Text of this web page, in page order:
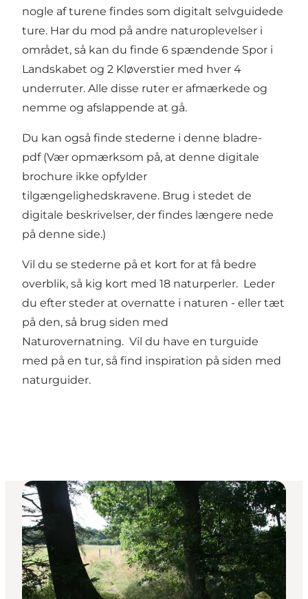
nogle af turene findes som digitalt selvguidede
ture. Har du mod på andre naturoplevelser i
området, så kan du finde 6 spændende Spor i
Landskabet og 2 Kløverstier med hver 4
underruter. Alle disse ruter er afmærkede og
nemme og afslappende at gå.
Du kan også finde stederne i denne bladre-
pdf(Vær opmærksom på, at denne digitale
brochure ikke opfylder
tilgængelighedskravene. Brug i stedet de
digitale beskrivelser, der findes længere nede
på denne side.)
Vil du se stederne på et kort for at få bedre
overblik, så kig kort med 18 naturperler. Leder
du efter steder at overnatte i naturen - eller tæt
på den, så brug siden med
Naturovernatning. Vil du have en turguide
med på en tur, så find inspiration på siden med
naturguider.